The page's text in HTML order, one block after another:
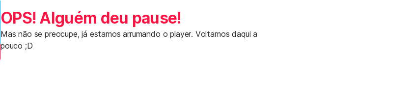
OPS! Alguém deu pause!
Mas não se preocupe, já estamos arrumando o player. Voltamos daqui a
pouco ;D